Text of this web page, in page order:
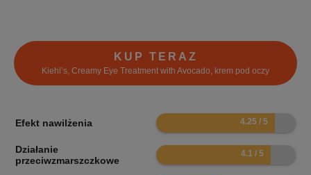
KUP TERAZ
Kiehl’s, Creamy Eye Treatment with Avocado, krem pod oczy
Efekt nawilżenia 8.5
Działanie
przeciwzmarszczkowe
8.2